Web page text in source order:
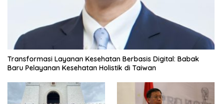
Transformasi Layanan Kesehatan Berbasis Digital: Babak
Baru Pelayanan Kesehatan Holistik di Taiwan